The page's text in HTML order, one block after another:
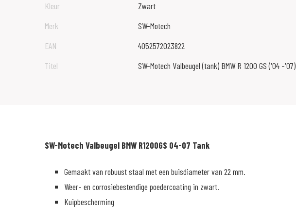
Kleur
Zwart
Merk
SW-Motech
EAN
4052572023822
Titel
SW-Motech Valbeugel (tank) BMW R 1200 GS ('04 -'07)
SW-Motech Valbeugel BMW R1200GS 04-07 Tank
Gemaakt van robuust staal met een buisdiameter van 22 mm.
Weer- en corrosiebestendige poedercoating in zwart.
Kuipbescherming